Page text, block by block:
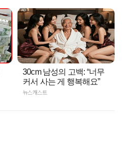
30cm 남성의 고백: “너무
커서 사는 게 행복해요”
뉴스캐스트